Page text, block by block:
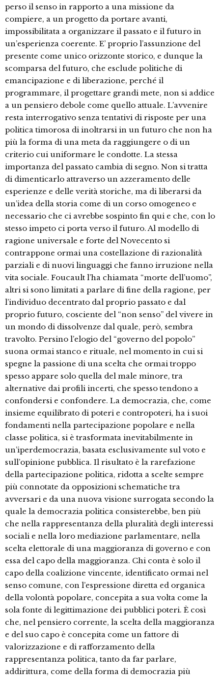
perso il senso in rapporto a una missione da
compiere, a un progetto da portare avanti,
impossibilitata a organizzare il passato e il futuro in
un’esperienza coerente. E’ proprio l’assunzione del
presente come unico orizzonte storico, e dunque la
scomparsa del futuro, che esclude politiche di
emancipazione e di liberazione, perché il
programmare, il progettare grandi mete, non si addice
a un pensiero debole come quello attuale. L’avvenire
resta interrogativo senza tentativi di risposte per una
politica timorosa di inoltrarsi in un futuro che non ha
più la forma di una meta da raggiungere o di un
criterio cui uniformare le condotte. La stessa
importanza del passato cambia di segno. Non si tratta
di dimenticarlo attraverso un azzeramento delle
esperienze e delle verità storiche, ma di liberarsi da
un’idea della storia come di un corso omogeneo e
necessario che ci avrebbe sospinto fin qui e che, con lo
stesso impeto ci porta verso il futuro. Al modello di
ragione universale e forte del Novecento si
contrappone ormai una costellazione di razionalità
parziali e di nuovi linguaggi che fanno irruzione nella
vita sociale. Foucault l’ha chiamata “morte dell’uomo”,
altri si sono limitati a parlare di fine della ragione, per
l’individuo decentrato dal proprio passato e dal
proprio futuro, cosciente del “non senso” del vivere in
un mondo di dissolvenze dal quale, però, sembra
travolto. Persino l’elogio del “governo del popolo”
suona ormai stanco e rituale, nel momento in cui si
spegne la passione di una scelta che ormai troppo
spesso appare solo quella del male minore, tra
alternative dai profili incerti, che spesso tendono a
confondersi e confondere. La democrazia, che, come
insieme equilibrato di poteri e contropoteri, ha i suoi
fondamenti nella partecipazione popolare e nella
classe politica, si è trasformata inevitabilmente in
un’iperdemocrazia, basata esclusivamente sul voto e
sull’opinione pubblica. Il risultato è la rarefazione
della partecipazione politica, ridotta a scelte sempre
più connotate da opposizioni schematiche tra
avversari e da una nuova visione surrogata secondo la
quale la democrazia politica consisterebbe, ben più
che nella rappresentanza della pluralità degli interessi
sociali e nella loro mediazione parlamentare, nella
scelta elettorale di una maggioranza di governo e con
essa del capo della maggioranza. Chi conta è solo il
capo della coalizione vincente, identificato ormai nel
senso comune, con l’espressione diretta ed organica
della volontà popolare, concepita a sua volta come la
sola fonte di legittimazione dei pubblici poteri. È così
che, nel pensiero corrente, la scelta della maggioranza
e del suo capo è concepita come un fattore di
valorizzazione e di rafforzamento della
rappresentanza politica, tanto da far parlare,
addirittura, come della forma di democrazia più